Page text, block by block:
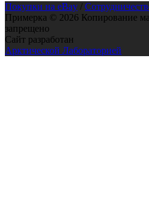
Покупки на eBay /
Примерка © 2026 Копирование
запрещено
Сайт разработан
Арктической Лабораторией